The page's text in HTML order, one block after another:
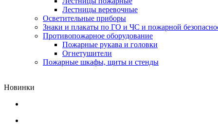
Лестницы веревочные
Осветительные приборы
Знаки и плакаты по ГО и ЧС и пожарной
Противопожарное оборудование
Пожарные рукава и головки
Огнетушители
Пожарные шкафы, щиты и стенды
Новинки